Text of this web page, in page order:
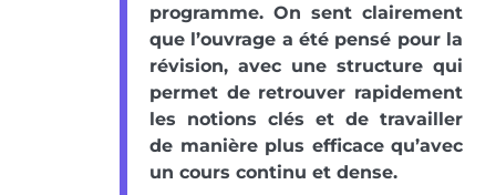
programme. On sent clairement
que l’ouvrage a été pensé pour la
révision, avec une structure qui
permet de retrouver rapidement
les notions clés et de travailler
de manière plus efficace qu’avec
un cours continu et dense.